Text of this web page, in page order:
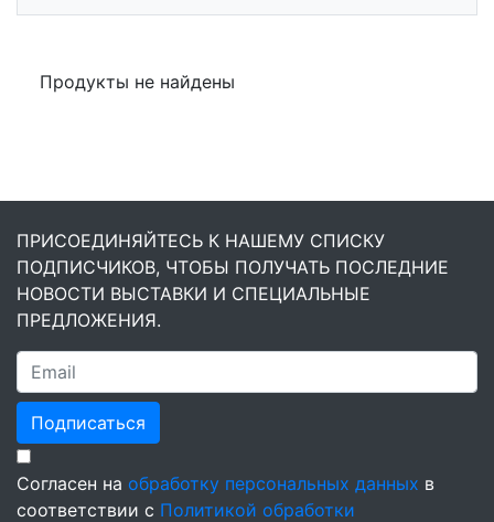
Продукты не найдены
ПРИСОЕДИНЯЙТЕСЬ К НАШЕМУ СПИСКУ
ПОДПИСЧИКОВ, ЧТОБЫ ПОЛУЧАТЬ ПОСЛЕДНИЕ
НОВОСТИ ВЫСТАВКИ И СПЕЦИАЛЬНЫЕ
ПРЕДЛОЖЕНИЯ.
Подписаться
Согласен на обработку персональных данных в
соответствии с Политикой обработки